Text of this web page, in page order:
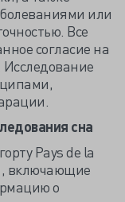
или
Все
согласие на
сна
Pays de la
включающие
о